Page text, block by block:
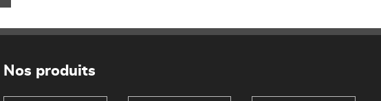
Nos produits